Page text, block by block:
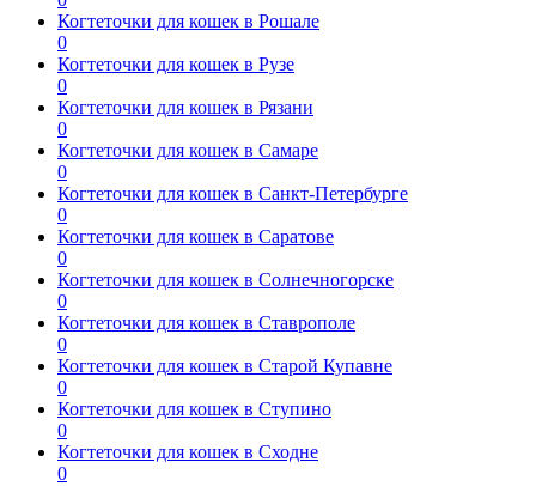
Когтеточки для кошек в Рошале
0
Когтеточки для кошек в Рузе
0
Когтеточки для кошек в Рязани
0
Когтеточки для кошек в Самаре
0
Когтеточки для кошек в Санкт-Петербурге
0
Когтеточки для кошек в Саратове
0
Когтеточки для кошек в Солнечногорске
0
Когтеточки для кошек в Ставрополе
0
Когтеточки для кошек в Старой Купавне
0
Когтеточки для кошек в Ступино
0
Когтеточки для кошек в Сходне
0